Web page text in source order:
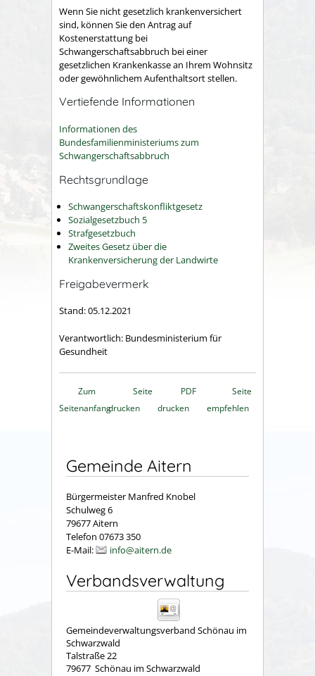
Wenn Sie nicht gesetzlich krankenversichert
sind, können Sie den Antrag auf
Kostenerstattung bei
Schwangerschaftsabbruch bei einer
gesetzlichen Krankenkasse an Ihrem Wohnsitz
oder gewöhnlichem Aufenthaltsort stellen.
Vertiefende Informationen
Informationen des
Bundesfamilienministeriums zum
Schwangerschaftsabbruch
Rechtsgrundlage
Schwangerschaftskonfliktgesetz
Sozialgesetzbuch 5
Strafgesetzbuch
Zweites Gesetz über die
Krankenversicherung der Landwirte
Freigabevermerk
Stand: 05.12.2021
Verantwortlich: Bundesministerium für
Gesundheit
Zum
Seitenanfang
Seite
drucken
PDF
drucken
Seite
empfehlen
Gemeinde Aitern
Bürgermeister Manfred Knobel
Schulweg 6
79677 Aitern
Telefon 07673 350
E-Mail:
info@aitern.de
Verbandsverwaltung
Gemeindeverwaltungsverband Schönau im
Schwarzwald
Talstraße 22
79677 Schönau im Schwarzwald